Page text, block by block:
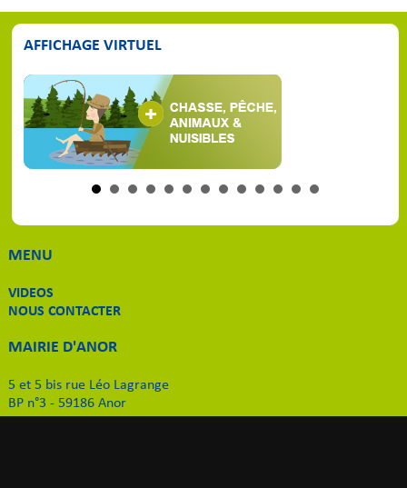
AFFICHAGE VIRTUEL
MENU
VIDEOS
NOUS CONTACTER
MAIRIE D'ANOR
5 et 5 bis rue Léo Lagrange
BP n°3 - 59186 Anor